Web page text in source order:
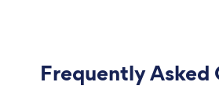
Frequently Asked